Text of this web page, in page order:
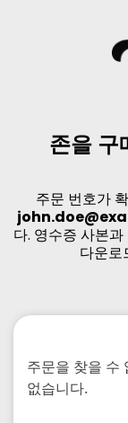
존을 구
주문 번호가
다. 영수증 사본
다운로
주문을 찾을 수
없습니다.